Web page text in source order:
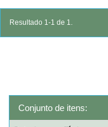
Resultado 1-1 de 1.
Conjunto de itens: